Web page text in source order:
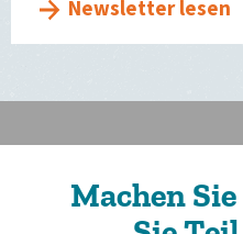
Newsletter lesen
Machen